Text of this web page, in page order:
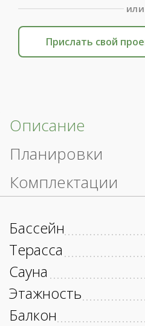
или
Прислать свой
Описание
Планировки
Комплектации
Бассейн
Терасса
Сауна
Этажность
Балкон